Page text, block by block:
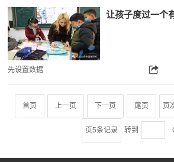
让孩子度过一
先设置数据
首页 上一页 下一页 尾页 页
页5条记录 转到